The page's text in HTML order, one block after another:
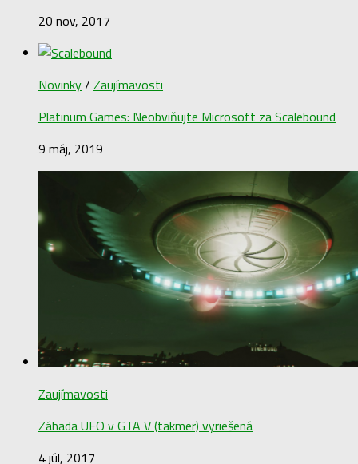
20 nov, 2017
Novinky/ Zaujímavosti
Platinum Games: Neobviňujte Microsoft za Scalebound
9 máj, 2019
Zaujímavosti
Záhada UFO v GTA V (takmer) vyriešená
4 júl, 2017